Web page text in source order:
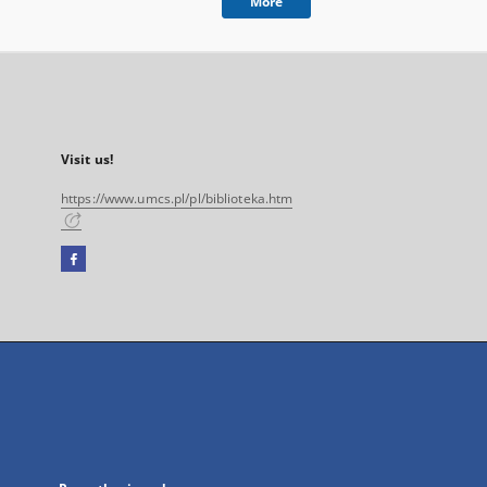
Visit us!
https://www.umcs.pl/pl/biblioteka.htm
Facebook
open